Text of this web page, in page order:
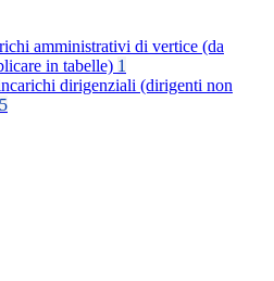
amministrativi di vertice (da
in tabelle) 1
dirigenziali (dirigenti non